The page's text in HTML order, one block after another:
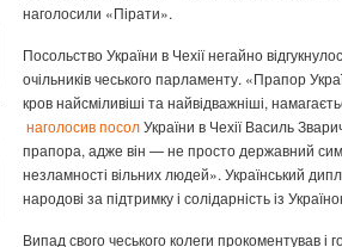
наголосили «Пірати».
Посольство України в Чехії негайно
очільників чеського парламенту. «Прапор
кров найсміливіші та найвідважніші,
наголосив посолУкраїни в Чехії Василь
прапора, адже він — не просто державний
незламності вільних людей». Український
народові за підтримку і солідарність із
Випад свого чеського колеги прокоментував і